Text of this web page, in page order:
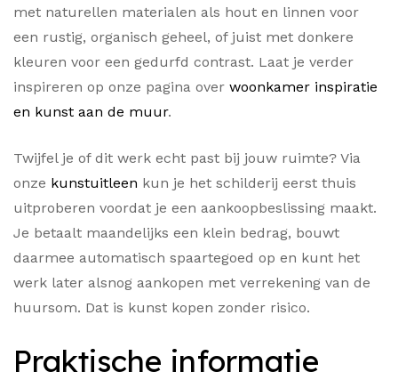
met naturellen materialen als hout en linnen voor
een rustig, organisch geheel, of juist met donkere
kleuren voor een gedurfd contrast. Laat je verder
inspireren op onze pagina over woonkamer inspiratie
en kunst aan de muur.
Twijfel je of dit werk echt past bij jouw ruimte? Via
onze kunstuitleen kun je het schilderij eerst thuis
uitproberen voordat je een aankoopbeslissing maakt.
Je betaalt maandelijks een klein bedrag, bouwt
daarmee automatisch spaartegoed op en kunt het
werk later alsnog aankopen met verrekening van de
huursom. Dat is kunst kopen zonder risico.
Praktische informatie